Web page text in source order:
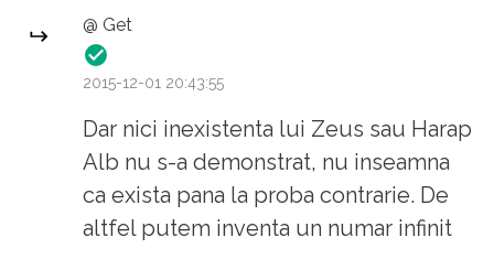
inteleg unde s-a pus problema
existentei in Dumnezeu in cadrul
articolului..
De asemenea ai putea demonstra ca
exista rece, intuneric..?
@ Get
2015-12-01 20:43:55
Dar nici inexistenta lui Zeus sau Harap
Alb nu s-a demonstrat, nu inseamna
ca exista pana la proba contrarie. De
altfel putem inventa un numar infinit